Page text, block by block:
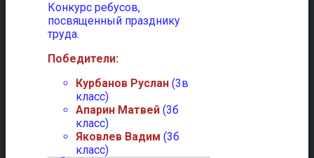
Конкурс ребусов,
посвященный празднику
труда.
Победители:
Курбанов Руслан (3в
класс)
Апарин Матвей (3б
класс)
Яковлев Вадим (3б
класс)